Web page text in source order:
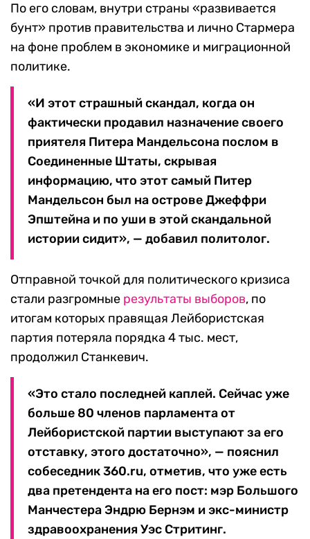
По его словам, внутри страны «развивается
бунт» против правительства и лично Стармера
на фоне проблем в экономике и миграционной
политике.
«И этот страшный скандал, когда он
фактически продавил назначение своего
приятеля Питера Мандельсона послом в
Соединенные Штаты, скрывая
информацию, что этот самый Питер
Мандельсон был на острове Джеффри
Эпштейна и по уши в этой скандальной
истории сидит», — добавил политолог.
Отправной точкой для политического кризиса
стали разгромные результаты выборов, по
итогам которых правящая Лейбористская
партия потеряла порядка 4 тыс. мест,
продолжил Станкевич.
«Это стало последней каплей. Сейчас уже
больше 80 членов парламента от
Лейбористской партии выступают за его
отставку, этого достаточно», — пояснил
собеседник 360.ru, отметив, что уже есть
два претендента на его пост: мэр Большого
Манчестера Эндрю Бернэм и экс-министр
здравоохранения Уэс Стритинг.